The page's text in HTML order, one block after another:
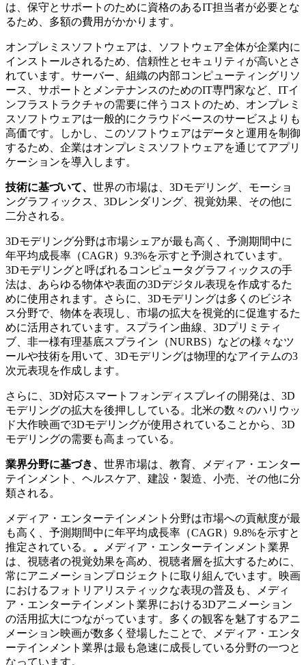
は、保守とサポートのために資格のあるIT担当者が必要とな
るため、多額の費用がかかります。
オンプレミスソフトウェアは、ソフトウェア全体が企業内に
インストールされるため、信頼性とセキュリティが高いとさ
れています。サーバー、組織の内部コンピューティングリソ
ース、サポートとメンテナンスのためのIT専門家など、ITイ
ンフラストラクチャの需要に伴うコストのため、オンプレミ
スソフトウェアは一般的にクラウドベースのサービスよりも
高価です。しかし、このソフトウェアはデータと運用を制御
するため、企業はオンプレミスソフトウェアを通じてアプリ
ケーションを導入します。
技術に基づいて、 世界の市場は、3Dモデリング、モーショ
ングラフィックス、3Dレンダリング、視覚効果、その他に
二分される。
3Dモデリング分野は市場シェアが最も高く、予測期間中に
年平均成長率（CAGR）9.3%を示すと予測されています。
3Dモデリングと呼ばれるコンピュータグラフィックスの手
法は、あらゆる物体や表面の3Dデジタル表現を作成するた
めに使用されます。さらに、3Dモデリングは多くのビジネ
ス分野で、物体を表現し、市場の拡大を視覚的に促進するた
めに活用されています。スプライン曲線、3Dプリミティ
ブ、非一様有理基底スプライン（NURBS）などの様々なツ
ールや技術を用いて、3Dモデリングは物理的なアイテムの3
次元表現を作成します。
さらに、3D対応スマートフォンディスプレイの開発は、3D
モデリングの拡大を後押ししている。北米の数々のハリウッ
ド大作映画で3Dモデリングが使用されていることから、3D
モデリングの需要も高まっている。
業界分野に基づき、 世界市場は、教育、メディア・エンター
テインメント、ヘルスケア、建設・製造、小売、その他に分
類される。
メディア・エンターテインメント分野は市場への貢献度が最
も高く、予測期間中に年平均成長率（CAGR）9.8%を示すと
推定されている。 。
メディア・エンターテインメント業界
は、視聴者の視覚効果を高め、視聴者層を拡大するために、
常にアニメーションプロジェクトに取り組んでいます。映画
におけるフォトリアリスティックな表現の普及も、メディ
ア・エンターテインメント業界における3Dアニメーション
の活用拡大につながっています。多くの観客を魅了するアニ
メーション映画が数多く登場したことで、メディア・エンタ
ーテインメント業界は最も急速に成長している分野の一つと
なっています。